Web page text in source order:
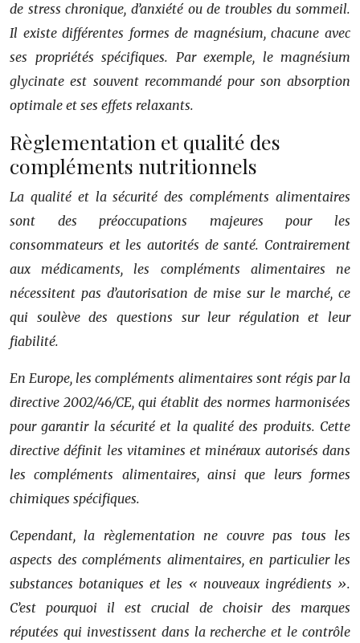
de stress chronique, d’anxiété ou de troubles du sommeil.
Il existe différentes formes de magnésium, chacune avec
ses propriétés spécifiques. Par exemple, le magnésium
glycinate est souvent recommandé pour son absorption
optimale et ses effets relaxants.
Règlementation et qualité des
compléments nutritionnels
La qualité et la sécurité des compléments alimentaires
sont des préoccupations majeures pour les
consommateurs et les autorités de santé. Contrairement
aux médicaments, les compléments alimentaires ne
nécessitent pas d’autorisation de mise sur le marché, ce
qui soulève des questions sur leur régulation et leur
fiabilité.
En Europe, les compléments alimentaires sont régis par la
directive 2002/46/CE, qui établit des normes harmonisées
pour garantir la sécurité et la qualité des produits. Cette
directive définit les vitamines et minéraux autorisés dans
les compléments alimentaires, ainsi que leurs formes
chimiques spécifiques.
Cependant, la règlementation ne couvre pas tous les
aspects des compléments alimentaires, en particulier les
substances botaniques et les « nouveaux ingrédients ».
C’est pourquoi il est crucial de choisir des marques
réputées qui investissent dans la recherche et le contrôle